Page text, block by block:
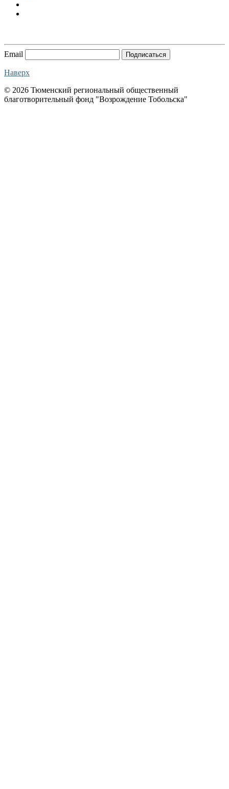
Email Подписаться
Наверх
© 2026 Тюменский региональный общественный
благотворительный фонд "Возрождение Тобольска"